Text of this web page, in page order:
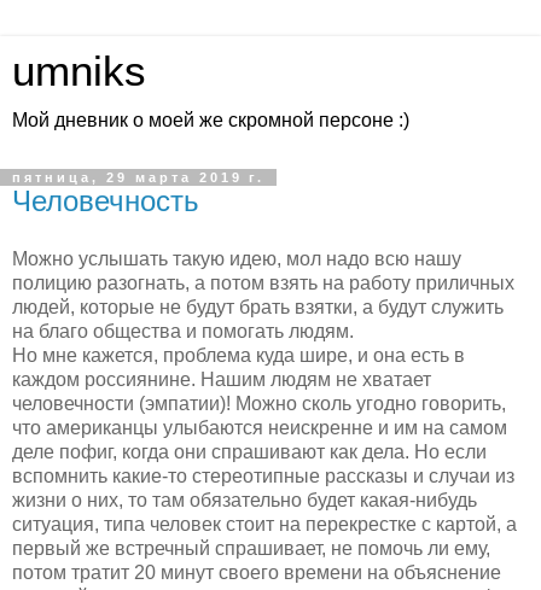
umniks
Мой дневник о моей же скромной персоне :)
пятница, 29 марта 2019 г.
Человечность
Можно услышать такую идею, мол надо всю нашу
полицию разогнать, а потом взять на работу приличных
людей, которые не будут брать взятки, а будут служить
на благо общества и помогать людям.
Но мне кажется, проблема куда шире, и она есть в
каждом россиянине. Нашим людям не хватает
человечности (эмпатии)! Можно сколь угодно говорить,
что американцы улыбаются неискренне и им на самом
деле пофиг, когда они спрашивают как дела. Но если
вспомнить какие-то стереотипные рассказы и случаи из
жизни о них, то там обязательно будет какая-нибудь
ситуация, типа человек стоит на перекрестке с картой, а
первый же встречный спрашивает, не помочь ли ему,
потом тратит 20 минут своего времени на объяснение